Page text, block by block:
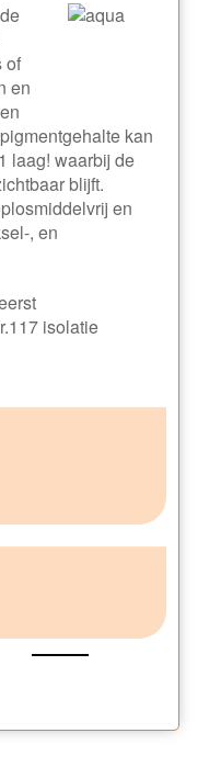
of
en
kan
laag! waarbij de
blijft.
en
, en
isolatie